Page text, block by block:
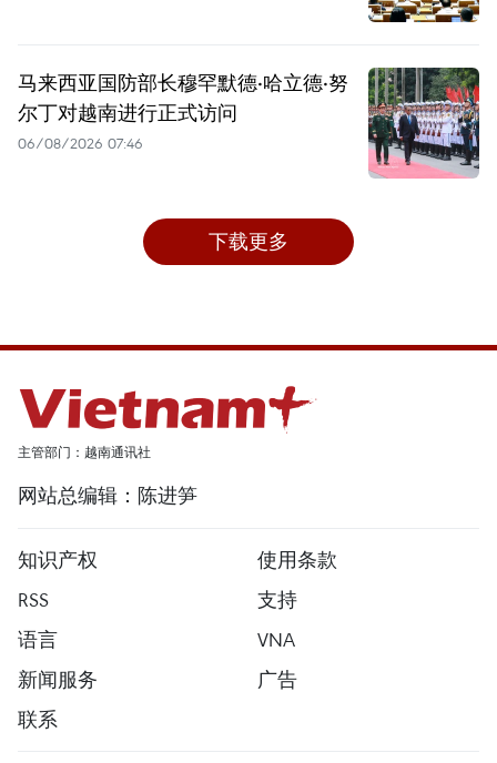
马来西亚国防部长穆罕默德·哈立德·努
尔丁对越南进行正式访问
06/08/2026 07:46
下载更多
主管部门：越南通讯社
网站总编辑：陈进笋
知识产权
使用条款
RSS
支持
语言
VNA
新闻服务
广告
联系